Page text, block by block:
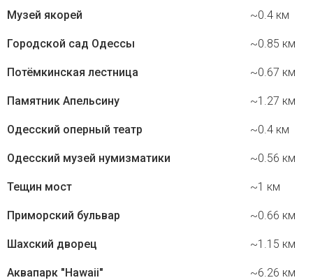
Музей якорей ~0.4 км
Городской сад Одессы ~0.85 км
Потёмкинская лестница ~0.67 км
Памятник Апельсину ~1.27 км
Одесский оперный театр ~0.4 км
Одесский музей нумизматики ~0.56 км
Тещин мост ~1 км
Приморский бульвар ~0.66 км
Шахский дворец ~1.15 км
Аквапарк "Hawaii" ~6.26 км